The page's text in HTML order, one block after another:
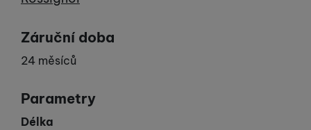
Záruční doba
24 měsíců
Parametry
Délka